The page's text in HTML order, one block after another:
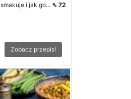
smakuje i jak go... ⇖ 72
Zobacz przepis!